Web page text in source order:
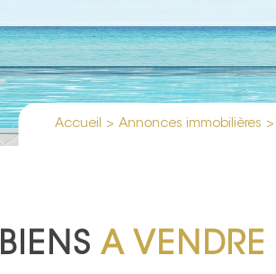
Accueil > Annonces immobilières >
BIENS A